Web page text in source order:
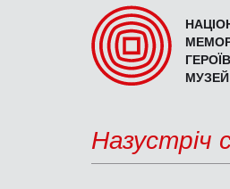
МУЗЕЙ
Назустріч